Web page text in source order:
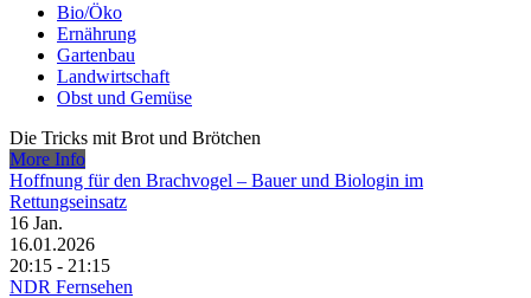
Bio/Öko
Ernährung
Gartenbau
Landwirtschaft
Obst und Gemüse
Die Tricks mit Brot und Brötchen
More Info
Hoffnung für den Brachvogel – Bauer und Biologin im
Rettungseinsatz
16 Jan.
16.01.2026
20:15 - 21:15
NDR Fernsehen